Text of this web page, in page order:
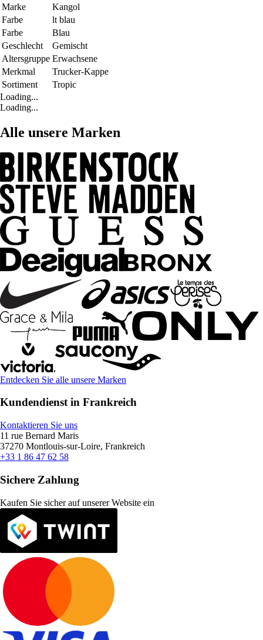
Marke
Kangol
Farbe
lt blau
Farbe
Blau
Geschlecht
Gemischt
Altersgruppe Erwachsene
Merkmal
Trucker-Kappe
Sortiment
Tropic
Loading...
Loading...
Alle unsere Marken
Entdecken Sie alle unsere Marken
Kundendienst in Frankreich
Kontaktieren Sie uns
11 rue Bernard Maris
37270 Montlouis-sur-Loire, Frankreich
+33 1 86 47 62 58
Sichere Zahlung
Kaufen Sie sicher auf unserer Website ein